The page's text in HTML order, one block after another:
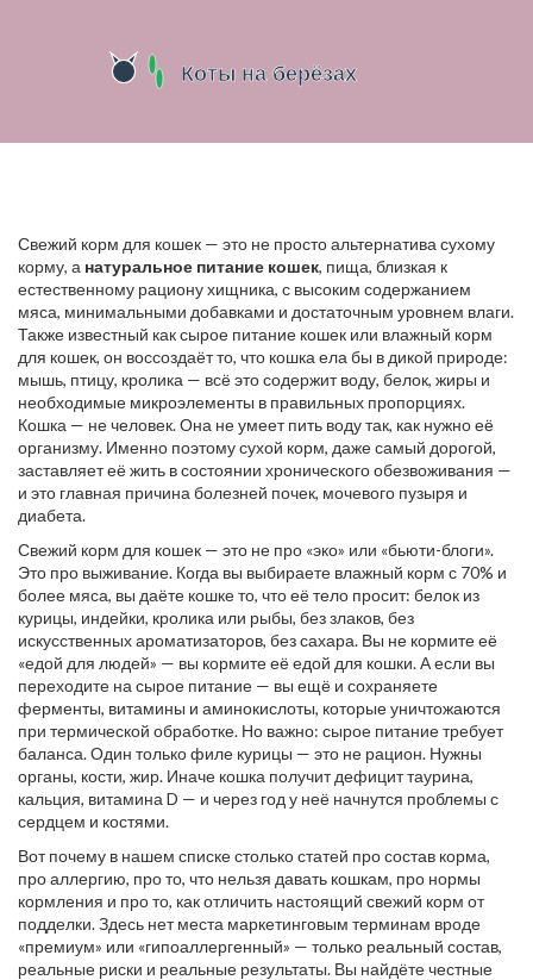
Свежий корм для кошек — это не просто альтернатива сухому
корму, а натуральное питание кошек, пища, близкая к
естественному рациону хищника, с высоким содержанием
мяса, минимальными добавками и достаточным уровнем влаги.
Также известный каксырое питание кошек или влажный корм
для кошек, он воссоздаёт то, что кошка ела бы в дикой природе:
мышь, птицу, кролика — всё это содержит воду, белок, жиры и
необходимые микроэлементы в правильных пропорциях.
Кошка — не человек. Она не умеет пить воду так, как нужно её
организму. Именно поэтому сухой корм, даже самый дорогой,
заставляет её жить в состоянии хронического обезвоживания —
и это главная причина болезней почек, мочевого пузыря и
диабета.
Свежий корм для кошек — это не про «эко» или «бьюти-блоги».
Это про выживание. Когда вы выбираете влажный корм с 70% и
более мяса, вы даёте кошке то, что её тело просит: белок из
курицы, индейки, кролика или рыбы, без злаков, без
искусственных ароматизаторов, без сахара. Вы не кормите её
«едой для людей» — вы кормите её едой для кошки. А если вы
переходите на сырое питание — вы ещё и сохраняете
ферменты, витамины и аминокислоты, которые уничтожаются
при термической обработке. Но важно: сырое питание требует
баланса. Один только филе курицы — это не рацион. Нужны
органы, кости, жир. Иначе кошка получит дефицит таурина,
кальция, витамина D — и через год у неё начнутся проблемы с
сердцем и костями.
Вот почему в нашем списке столько статей про состав корма,
про аллергию, про то, что нельзя давать кошкам, про нормы
кормления и про то, как отличить настоящий свежий корм от
подделки. Здесь нет места маркетинговым терминам вроде
«премиум» или «гипоаллергенный» — только реальный состав,
реальные риски и реальные результаты. Вы найдёте честные